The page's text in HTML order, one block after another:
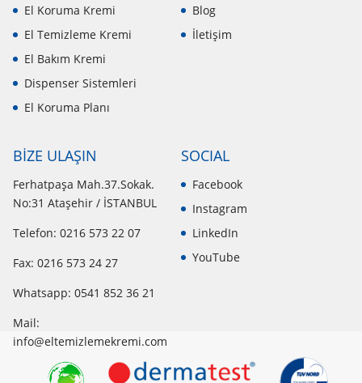
El Koruma Kremi
El Temizleme Kremi
El Bakım Kremi
Dispenser Sistemleri
El Koruma Planı
Blog
İletişim
BİZE ULAŞIN
Ferhatpaşa Mah.37.Sokak.
No:31 Ataşehir / İSTANBUL
Telefon: 0216 573 22 07
Fax: 0216 573 24 27
Whatsapp: 0541 852 36 21
Mail:
info@eltemizlemekremi.com
SOCIAL
Facebook
Instagram
LinkedIn
YouTube